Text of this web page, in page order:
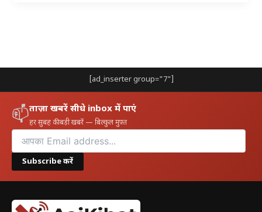
[ad_inserter group="7"]
📫ताज़ा खबरें सीधे inbox में पाएं
हर सुबह की बड़ी खबरें — बिल्कुल मुफ़्त
Subscribe करें